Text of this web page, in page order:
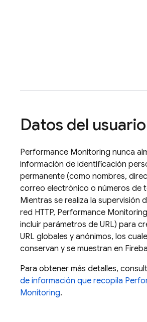
Datos del usuario
Performance Monitoring nunca
información de identificación
permanente (como nombres,
correo electrónico o números de
Mientras se realiza la supervisión
red HTTP, Performance Monitoring
incluir parámetros de URL) para
URL globales y anónimos, los
conservan y se muestran en
Para obtener más detalles,
de información que recopila
Monitoring.